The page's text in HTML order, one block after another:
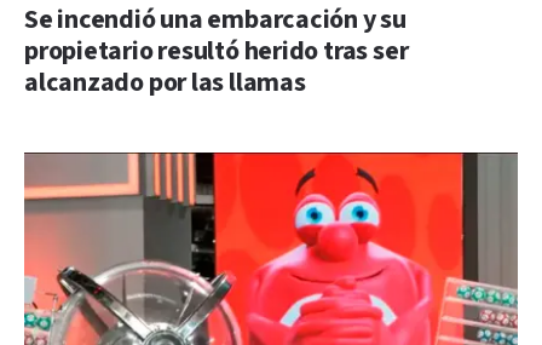
Se incendió una embarcación y su
propietario resultó herido tras ser
alcanzado por las llamas